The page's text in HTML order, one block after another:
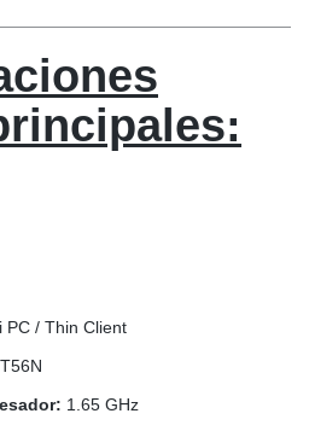
PC / Thin Client
1.65 GHz